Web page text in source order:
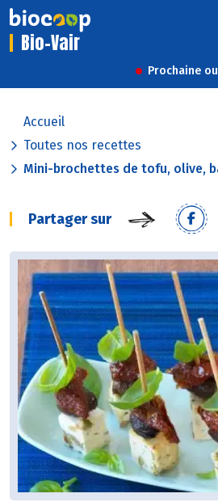
Bio-Vair
Prochaine
Accueil
Toutes nos recettes
Mini-brochettes de tofu, olive,
Partager sur